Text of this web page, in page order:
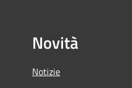
Novità
Notizie